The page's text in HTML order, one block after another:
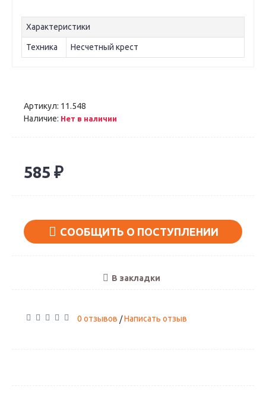
Характеристики
Техника Несчетный крест
Артикул: 11.548
Наличие: Нет в наличии
585 ₽
СООБЩИТЬ О ПОСТУПЛЕНИИ
В закладки
0 отзывов /Написать отзыв